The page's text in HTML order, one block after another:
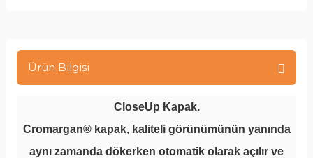
Ürün Bilgisi
CloseUp Kapak.
Cromargan® kapak, kaliteli görünümünün yanında
aynı zamanda dökerken otomatik olarak açılır ve